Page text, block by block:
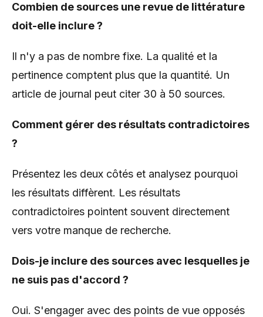
Combien de sources une revue de littérature
doit-elle inclure ?
Il n'y a pas de nombre fixe. La qualité et la
pertinence comptent plus que la quantité. Un
article de journal peut citer 30 à 50 sources.
Comment gérer des résultats contradictoires
?
Présentez les deux côtés et analysez pourquoi
les résultats diffèrent. Les résultats
contradictoires pointent souvent directement
vers votre manque de recherche.
Dois-je inclure des sources avec lesquelles je
ne suis pas d'accord ?
Oui. S'engager avec des points de vue opposés